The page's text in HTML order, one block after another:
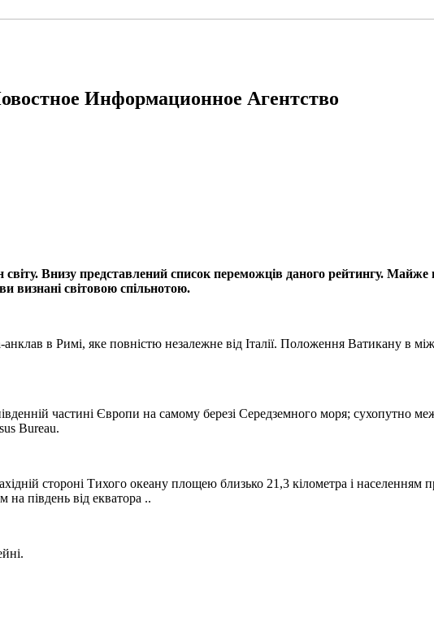
Информационное Агентство
Внизу представлений список переможців даного рейтингу. Майже
визнані світовою спільнотою.
в Римі, яке повністю незалежне від Італії. Положення Ватикану в
частині Європи на самому березі Середземного моря; сухопутно
Bureau.
стороні Тихого океану площею близько 21,3 кілометра і населенням
південь від екватора ..